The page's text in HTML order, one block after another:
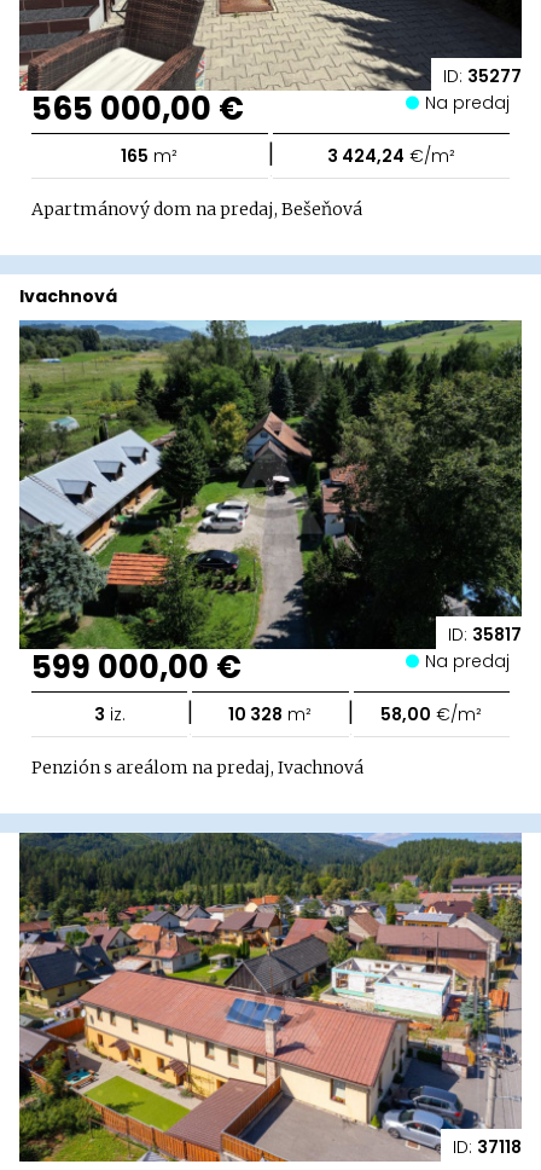
ID: 35277
565 000,00 € Na predaj
165 m² | 3 424,24 €/m²
Apartmánový dom na predaj, Bešeňová
ID: 35817
Ivachnová
599 000,00 € Na predaj
3 iz. | 10 328 m² | 58,00 €/m²
Penzión s areálom na predaj, Ivachnová
ID: 37118